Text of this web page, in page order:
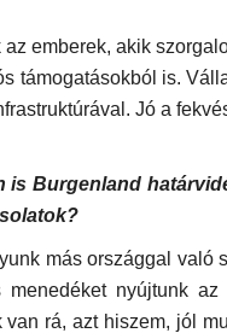
emberek, akik
támogatásokból is.
Jó a
is Burgenland
más országgal való
nyújtunk
rá, azt hiszem, jól
A világ
Jun 5, 2024